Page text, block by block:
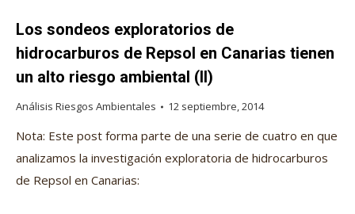
Los sondeos exploratorios de
hidrocarburos de Repsol en Canarias tienen
un alto riesgo ambiental (II)
Análisis Riesgos Ambientales 12 septiembre, 2014
Nota: Este post forma parte de una serie de cuatro en que
analizamos la investigación exploratoria de hidrocarburos
de Repsol en Canarias: